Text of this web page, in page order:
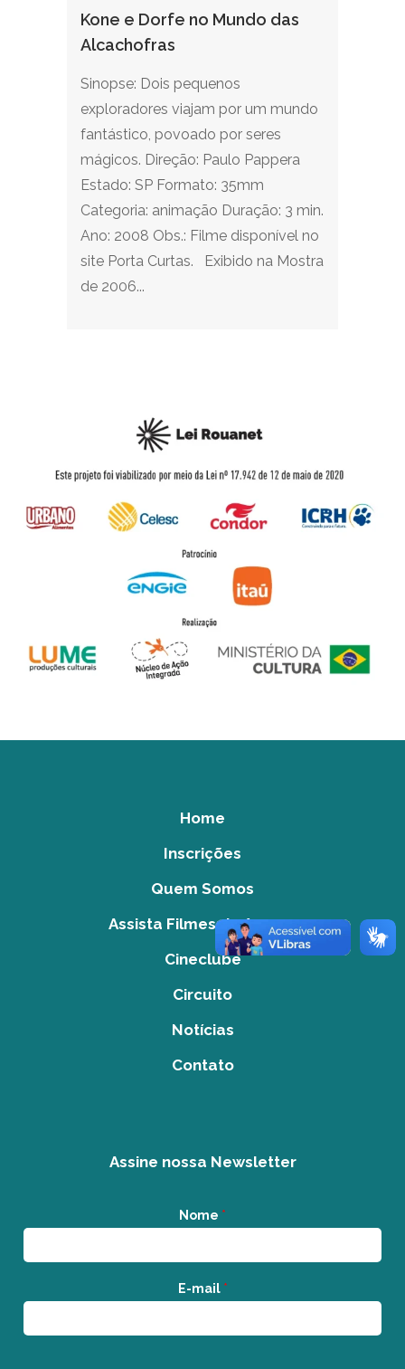
Kone e Dorfe no Mundo das
Alcachofras
Sinopse: Dois pequenos
exploradores viajam por um mundo
fantástico, povoado por seres
mágicos. Direção: Paulo Pappera
Estado: SP Formato: 35mm
Categoria: animação Duração: 3 min.
Ano: 2008 Obs.: Filme disponível no
site Porta Curtas. Exibido na Mostra
de 2006...
Home
Inscrições
Quem Somos
Assista Filmes do Acervo
Cineclube
Circuito
Notícias
Contato
Assine nossa Newsletter
Nome *
E-mail *